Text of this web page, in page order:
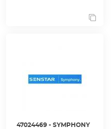
47024469 - SYMPHONY